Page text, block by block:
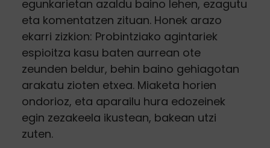
egunkarietan azaldu baino lehen, ezagutu
eta komentatzen zituan. Honek arazo
ekarri zizkion: Probintziako agintariek
espioitza kasu baten aurrean ote
zeunden beldur, behin baino gehiagotan
arakatu zioten etxea. Miaketa horien
ondorioz, eta aparailu hura edozeinek
egin zezakeela ikustean, bakean utzi
zuten.